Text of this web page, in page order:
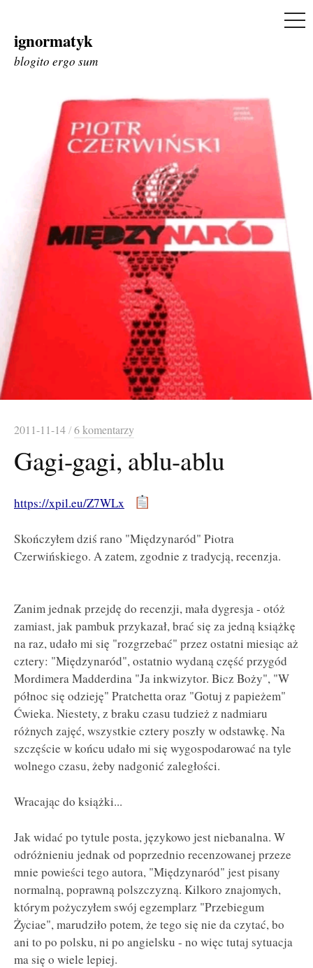
Skip
to
ignormatyk
blogito ergo sum
2011-11-14/6 komentarzy
Gagi-gagi, ablu-ablu
https://xpil.eu/Z7WLx
Skończyłem dziś rano "Międzynaród" Piotra
Czerwińskiego. A zatem, zgodnie z tradycją, recenzja.
Zanim jednak przejdę do recenzji, mała dygresja - otóż
zamiast, jak pambuk przykazał, brać się za jedną książkę
na raz, udało mi się "rozgrzebać" przez ostatni miesiąc aż
cztery: "Międzynaród", ostatnio wydaną część przygód
Mordimera Madderdina "Ja inkwizytor. Bicz Boży", "W
północ się odzieję" Pratchetta oraz "Gotuj z papieżem"
Ćwieka. Niestety, z braku czasu tudzież z nadmiaru
różnych zajęć, wszystkie cztery poszły w odstawkę. Na
szczęście w końcu udało mi się wygospodarować na tyle
wolnego czasu, żeby nadgonić zaległości.
Wracając do książki...
Jak widać po tytule posta, językowo jest niebanalna. W
odróżnieniu jednak od poprzednio recenzowanej przeze
mnie powieści tego autora, "Międzynaród" jest pisany
normalną, poprawną polszczyzną. Kilkoro znajomych,
którym pożyczyłem swój egzemplarz "Przebiegum
Życiae", marudziło potem, że tego się nie da czytać, bo
ani to po polsku, ni po angielsku - no więc tutaj sytuacja
ma się o wiele lepiej.